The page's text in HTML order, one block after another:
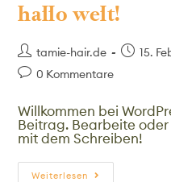
hallo welt!
tamie-hair.de 15.
0 Kommentare
Willkommen bei
Beitrag. Bearbeite
mit dem Schreiben!
Weiterlesen